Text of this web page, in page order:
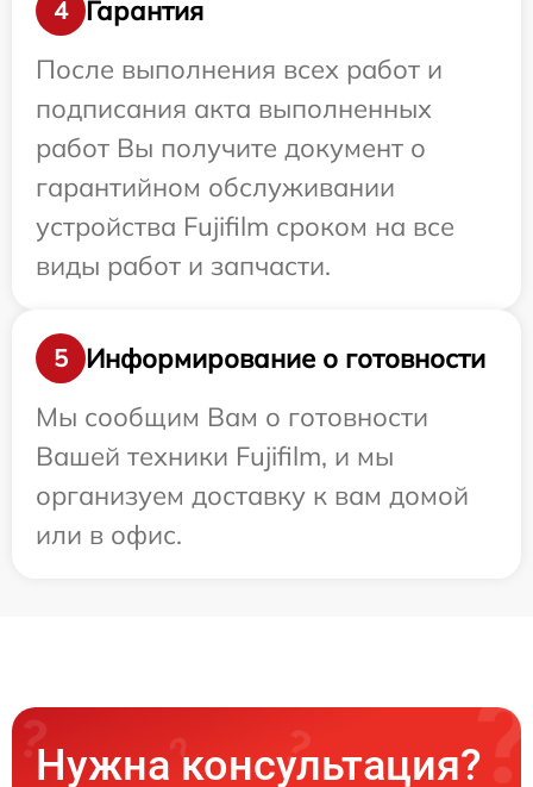
4
Гарантия
После выполнения всех работ и
подписания акта выполненных
работ Вы получите документ о
гарантийном обслуживании
устройства Fujifilm сроком на все
виды работ и запчасти.
5
Информирование о готовности
Мы сообщим Вам о готовности
Вашей техники Fujifilm, и мы
организуем доставку к вам домой
или в офис.
Нужна консультация?